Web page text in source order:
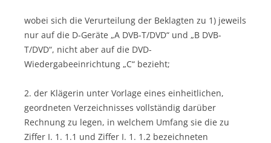
wobei sich die Verurteilung der Beklagten zu 1) jeweils
nur auf die D-Geräte „A DVB-T/DVD“ und „B DVB-
T/DVD“, nicht aber auf die DVD-
Wiedergabeeinrichtung „C“ bezieht;
2. der Klägerin unter Vorlage eines einheitlichen,
geordneten Verzeichnisses vollständig darüber
Rechnung zu legen, in welchem Umfang sie die zu
Ziffer I. 1. 1.1 und Ziffer I. 1. 1.2 bezeichneten